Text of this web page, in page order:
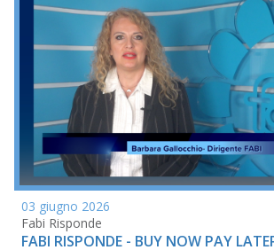
03 giugno 2026
Fabi Risponde
FABI RISPONDE - BUY NOW PAY